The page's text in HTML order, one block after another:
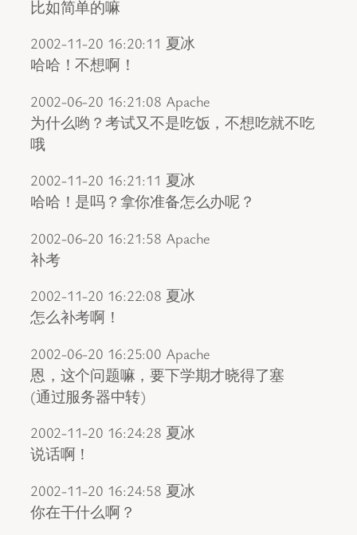
比如简单的嘛
2002-11-20 16:20:11 夏冰
哈哈！不想啊！
2002-06-20 16:21:08 Apache
为什么哟？考试又不是吃饭，不想吃就不吃
哦
2002-11-20 16:21:11 夏冰
哈哈！是吗？拿你准备怎么办呢？
2002-06-20 16:21:58 Apache
补考
2002-11-20 16:22:08 夏冰
怎么补考啊！
2002-06-20 16:25:00 Apache
恩，这个问题嘛，要下学期才晓得了塞
(通过服务器中转)
2002-11-20 16:24:28 夏冰
说话啊！
2002-11-20 16:24:58 夏冰
你在干什么啊？